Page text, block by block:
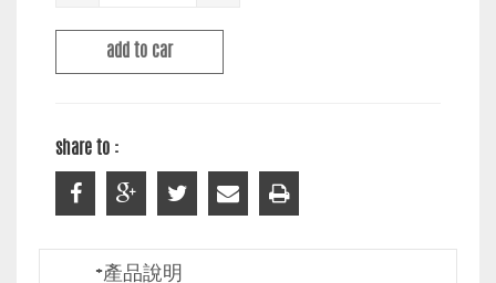
add to car
share to :
+產品說明